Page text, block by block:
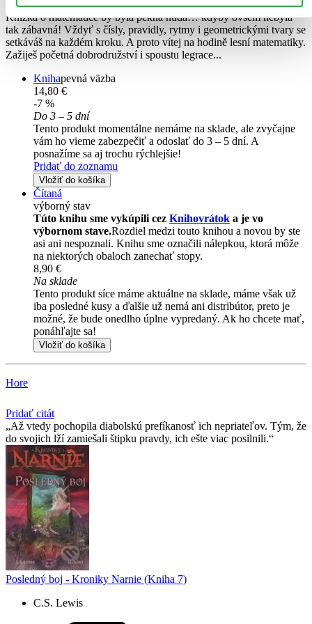
Knížka o matematice by byla pěkná nuda… kdyby ovšem nebyla
tak zábavná! Vždyť s čísly, pravidly, rytmy i geometrickými tvary se
setkáváš na každém kroku. A proto vítej na hodině lesní matematiky.
Zažiješ početná dobrodružství i spoustu legrace...
Knihapevná väzba
14,80 €
-7 %
Do 3 – 5 dní
Tento produkt momentálne nemáme na sklade, ale zvyčajne
vám ho vieme zabezpečiť a odoslať do 3 – 5 dní. A
posnažíme sa aj trochu rýchlejšie!
Pridať do zoznamu
Vložiť do košíka
Čítaná
výborný stav
Túto knihu sme vykúpili cez Knihovrátok a je vo
výbornom stave.Rozdiel medzi touto knihou a novou by ste
asi ani nespoznali. Knihu sme označili nálepkou, ktorá môže
na niektorých obaloch zanechať stopy.
8,90 €
Na sklade
Tento produkt síce máme aktuálne na sklade, máme však už
iba posledné kusy a ďalšie už nemá ani distribútor, preto je
možné, že bude onedlho úplne vypredaný. Ak ho chcete mať,
ponáhľajte sa!
Vložiť do košíka
Hore
Pridať citát
Až vtedy pochopila diabolskú prefíkanosť ich nepriateľov. Tým, že
do svojich lží zamiešali štipku pravdy, ich ešte viac posilnili.
Posledný boj - Kroniky Narnie (Kniha 7)
C.S. Lewis